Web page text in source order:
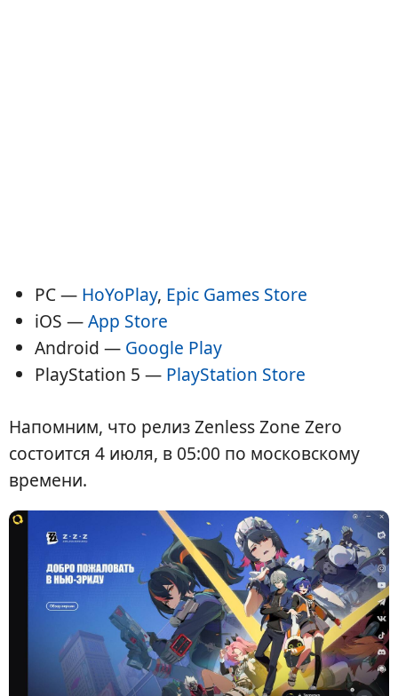
PC — HoYoPlay, Epic Games Store
iOS —App Store
Android — Google Play
PlayStation 5 — PlayStation Store
Напомним, что релиз Zenless Zone Zero
состоится 4 июля, в 05:00 по московскому
времени.